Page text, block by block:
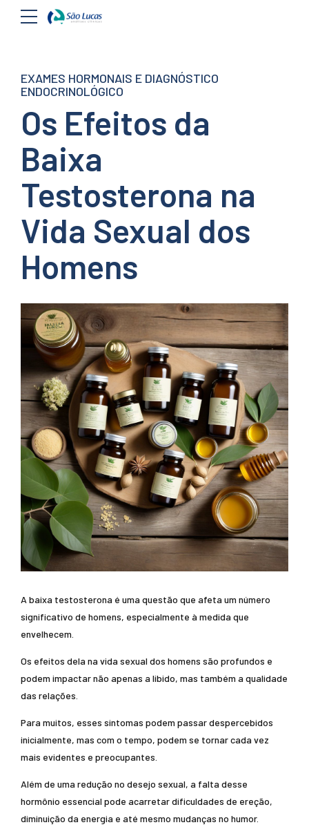
EXAMES HORMONAIS E DIAGNÓSTICO
ENDOCRINOLÓGICO
Os Efeitos da
Baixa
Testosterona na
Vida Sexual dos
Homens
A baixa testosterona é uma questão que afeta um número
significativo de homens, especialmente à medida que
envelhecem.
Os efeitos dela na vida sexual dos homens são profundos e
podem impactar não apenas a libido, mas também a qualidade
das relações.
Para muitos, esses sintomas podem passar despercebidos
inicialmente, mas com o tempo, podem se tornar cada vez
mais evidentes e preocupantes.
Além de uma redução no desejo sexual, a falta desse
hormônio essencial pode acarretar dificuldades de ereção,
diminuição da energia e até mesmo mudanças no humor.